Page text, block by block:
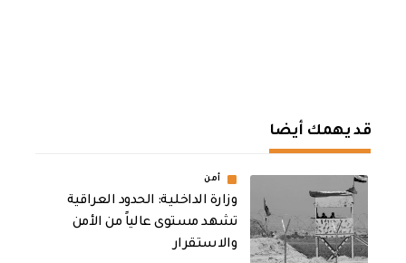
قد يهمك أيضا
أمن
وزارة الداخلية: الحدود العراقية
تشهد مستوى عالياً من الأمن
والاستقرار